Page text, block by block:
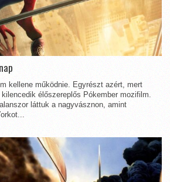
kellene működnie. Egyrészt azért, mert
élőszereplős Pókember mozifilm.
láttuk a nagyvásznon, amint